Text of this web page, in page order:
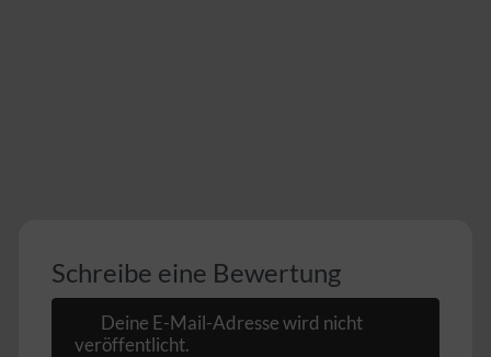
Schreibe eine Bewertung
Deine E-Mail-Adresse wird nicht
veröffentlicht.